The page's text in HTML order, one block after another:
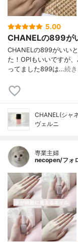
5.00
CHANELの899が
CHANELの899がいい
た！OPIもいいですが
ってました899は…続
CHANEL(シャ
ヴェルニ
専業主婦
necopen/フォ